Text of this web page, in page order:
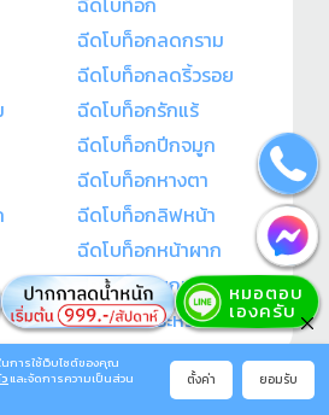
ฉีดโบท็อกลดกราม
ฉีดโบท็อกลดริ้วรอย
ฉีดโบท็อกรักแร้
ฉีดโบท็อกปีกจมูก
ฉีดโบท็อกหางตา
ฉีดโบท็อกลิฟหน้า
ฉีดโบท็อกหน้าผาก
ฉีดโบท็อกยกมุมปาก
ฉีดโบท็อกระหว่างคิ้ว
ารใช้เว็บไซต์ของคุณ
และจัดการความเป็นส่วน
ตั้งค่า ยอมรับ